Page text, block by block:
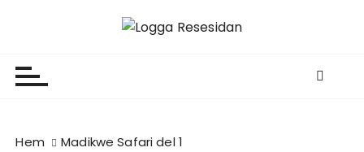
Hem Madikwe Safari del 1